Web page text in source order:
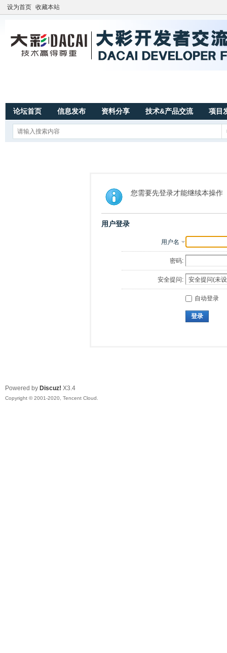
设为首页 收藏本站
论坛首页 信息发布 资料分享 技术&产品交流 项目
您需要先登录才能继续本操作
用户登录
用户名
密码:
安全提问:
自动登录
登录
Powered by Discuz! X3.4
Copyright © 2001-2020, Tencent Cloud.